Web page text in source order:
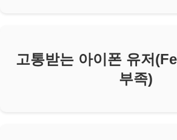
고통받는 아이폰 유저
부족)